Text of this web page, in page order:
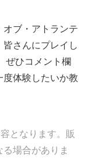
ブ・アトランテ
さんにプレイし
ぜひコメント欄
体験したいか教
となります。販
場合がありま